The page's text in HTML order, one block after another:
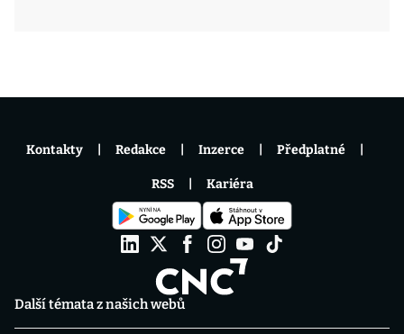
Další témata z našich webů
Kontakty Redakce Inzerce Předplatné
RSS Kariéra